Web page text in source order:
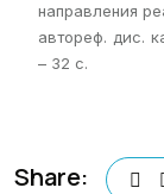
направления
автореф. дис.
– 32 с.
Share: